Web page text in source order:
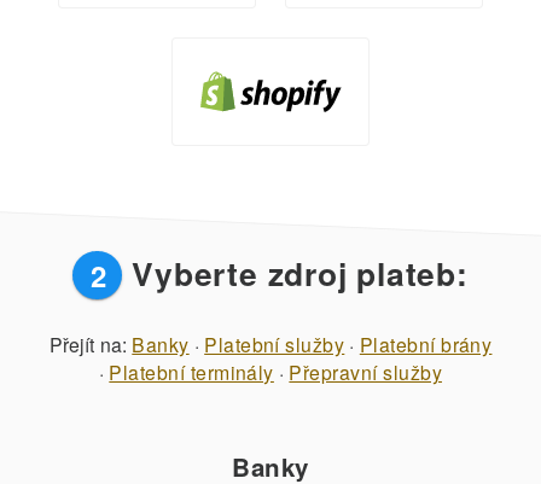
2 Vyberte zdroj plateb:
Přejít na: Banky · Platební služby · Platební brány
· Platební terminály · Přepravní služby
Banky